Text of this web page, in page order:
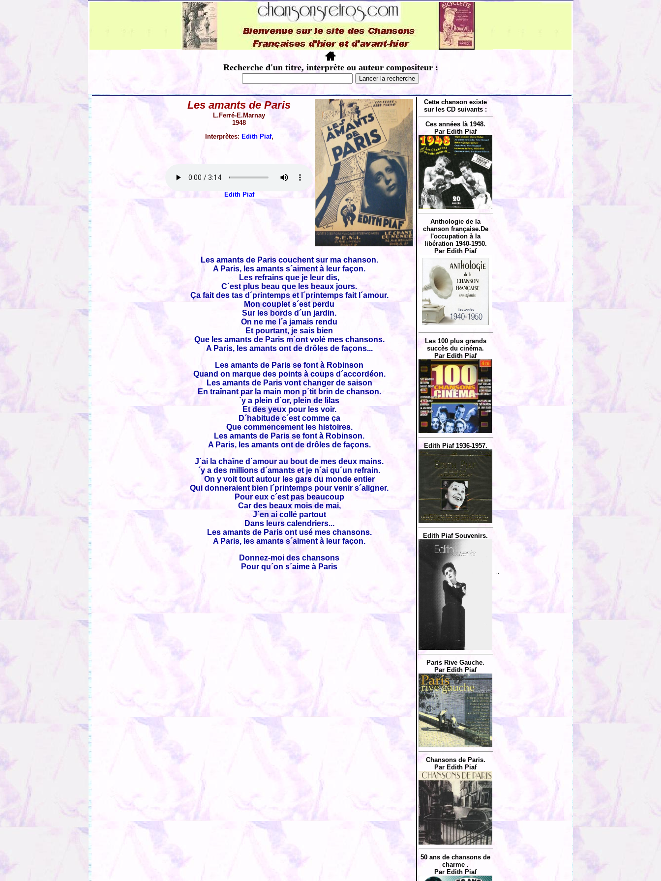
Recherche d'un titre, interprète ou auteur compositeur :
Les amants de Paris
L.Ferré-E.Marnay
1948
Interprètes: Edith Piaf,
Edith Piaf
Les amants de Paris couchent sur ma chanson.
A Paris, les amants s´aiment à leur façon.
Les refrains que je leur dis,
C´est plus beau que les beaux jours.
Ça fait des tas d´printemps et l´printemps fait l´amour.
Mon couplet s´est perdu
Sur les bords d´un jardin.
On ne me l´a jamais rendu
Et pourtant, je sais bien
Que les amants de Paris m´ont volé mes chansons.
A Paris, les amants ont de drôles de façons...
Les amants de Paris se font à Robinson
Quand on marque des points à coups d´accordéon.
Les amants de Paris vont changer de saison
En traînant par la main mon p´tit brin de chanson.
´y a plein d´or, plein de lilas
Et des yeux pour les voir.
D´habitude c´est comme ça
Que commencement les histoires.
Les amants de Paris se font à Robinson.
A Paris, les amants ont de drôles de façons.
J´ai la chaîne d´amour au bout de mes deux mains.
´y a des millions d´amants et je n´ai qu´un refrain.
On y voit tout autour les gars du monde entier
Qui donneraient bien l´printemps pour venir s´aligner.
Pour eux c´est pas beaucoup
Car des beaux mois de mai,
J´en ai collé partout
Dans leurs calendriers...
Les amants de Paris ont usé mes chansons.
A Paris, les amants s´aiment à leur façon.
Donnez-moi des chansons
Pour qu´on s´aime à Paris
Cette chanson existe
sur les CD suivants :
Ces années là 1948.
Par Edith Piaf
Anthologie de la
chanson française.De
l'occupation à la
libération 1940-1950.
Par Edith Piaf
Les 100 plus grands
succès du cinéma.
Par Edith Piaf
Edith Piaf 1936-1957.
Edith Piaf Souvenirs.
Paris Rive Gauche.
Par Edith Piaf
Chansons de Paris.
Par Edith Piaf
50 ans de chansons de
charme .
Par Edith Piaf